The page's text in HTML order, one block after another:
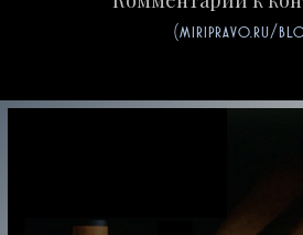
(miripravo.ru/